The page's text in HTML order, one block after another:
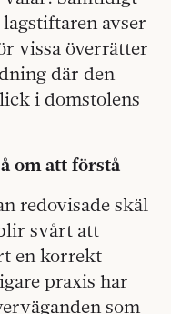
avser
vissa överrätter
där den
i domstolens
om att förstå
redovisade skäl
svårt att
en korrekt
praxis har
som